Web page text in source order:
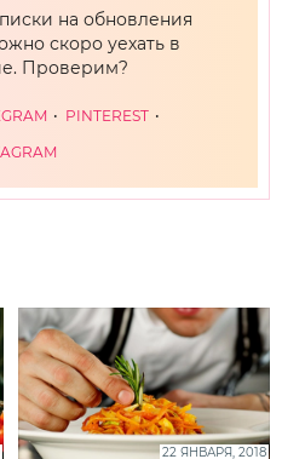
на обновления
скоро уехать в
Проверим?
PINTEREST
22 ЯНВАРЯ, 2018